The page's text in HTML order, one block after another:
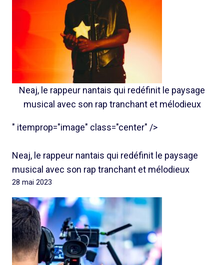
Neaj, le rappeur nantais qui redéfinit le paysage
musical avec son rap tranchant et mélodieux
" itemprop="image" class="center" />
Neaj, le rappeur nantais qui redéfinit le paysage
musical avec son rap tranchant et mélodieux
28 mai 2023